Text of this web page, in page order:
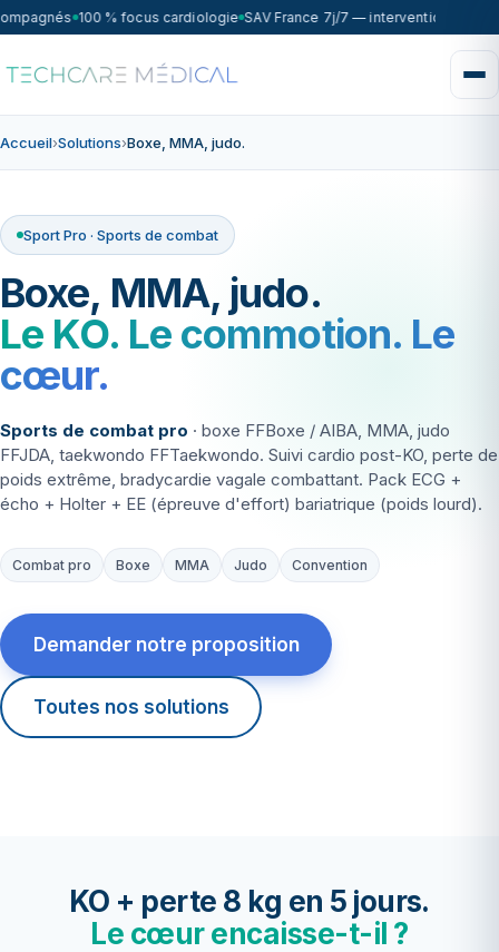
100 % focus cardiologie SAV France 7j/7 — intervention sous
Accueil›Solutions›Boxe, MMA, judo.
Sport Pro · Sports de combat
Boxe, MMA, judo.
Le KO. Le commotion. Le
cœur.
Sports de combat pro · boxe FFBoxe / AIBA, MMA, judo
FFJDA, taekwondo FFTaekwondo. Suivi cardio post-KO, perte de
poids extrême, bradycardie vagale combattant. Pack ECG +
écho + Holter + EE (épreuve d'effort) bariatrique (poids lourd).
Combat pro Boxe MMA Judo Convention
Demander notre proposition
Toutes nos solutions
KO + perte 8 kg en 5 jours.
Le cœur encaisse-t-il ?